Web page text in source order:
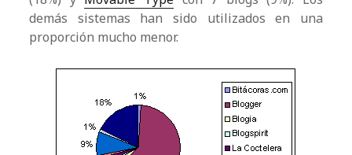
demás sistemas han sido utilizados en una
proporción mucho menor.